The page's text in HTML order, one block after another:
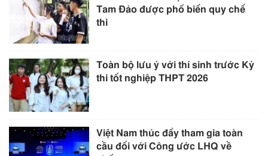
Tam Đảo được phổ biến quy chế
thi
Toàn bộ lưu ý với thí sinh trước Kỳ
thi tốt nghiệp THPT 2026
Việt Nam thúc đẩy tham gia toàn
cầu đối với Công ước LHQ về